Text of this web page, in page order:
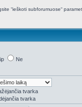
“ieškoti subforumuose“
Ne
tvarka
tvarka